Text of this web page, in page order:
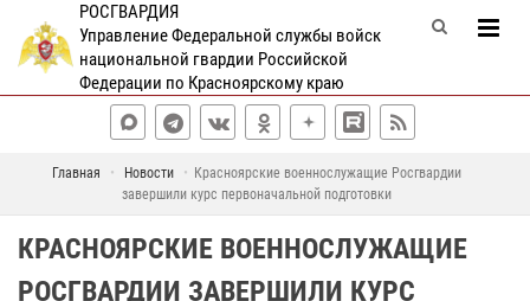
РОСГВАРДИЯ
Управление Федеральной службы войск
национальной гвардии Российской
Федерации по Красноярскому краю
Главная Новости
Красноярские военнослужащие Росгвардии
завершили курс первоначальной подготовки
КРАСНОЯРСКИЕ ВОЕННОСЛУЖАЩИЕ
РОСГВАРДИИ ЗАВЕРШИЛИ КУРС